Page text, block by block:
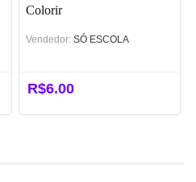
Colorir
Vendedor: SÓ ESCOLA
R$6.00